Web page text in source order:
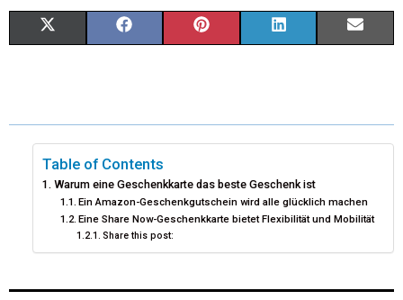
W
T
T
E
R
E
O
O
K
T
R
E
S
T
K
D
I
N
I
Table of Contents
Warum eine Geschenkkarte das beste Geschenk ist
Ein Amazon-Geschenkgutschein wird alle glücklich machen
Eine Share Now-Geschenkkarte bietet Flexibilität und Mobilität
Share this post: